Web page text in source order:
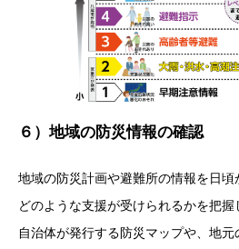
６）地域の防災情報の確認
地域の防災計画や避難所の情報を日
どのような支援が受けられるかを把握
自治体が発行する防災マップや、地